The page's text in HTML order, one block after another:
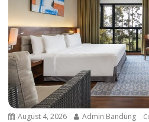
August 4, 2026 Admin Bandung